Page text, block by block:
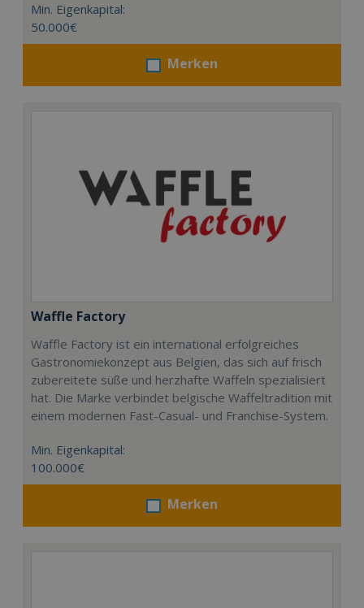
Min. Eigenkapital:
50.000€
Merken
Waffle Factory
Waffle Factory ist ein international erfolgreiches
Gastronomiekonzept aus Belgien, das sich auf frisch
zubereitete süße und herzhafte Waffeln spezialisiert
hat. Die Marke verbindet belgische Waffeltradition mit
einem modernen Fast-Casual- und Franchise-System.
Min. Eigenkapital:
100.000€
Merken